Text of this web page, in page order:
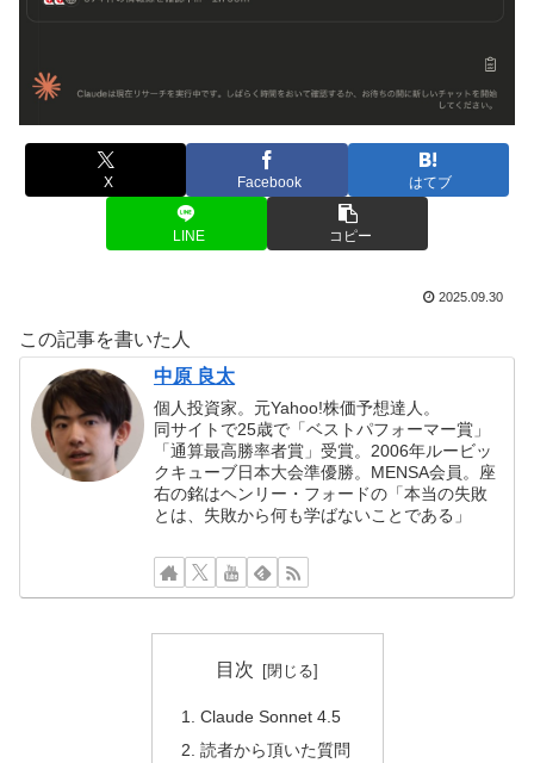
X Facebook はてブ
LINE コピー
2025.09.30
この記事を書いた人
中原 良太
個人投資家。元Yahoo!株価予想達人。
同サイトで25歳で「ベストパフォーマー賞」
「通算最高勝率者賞」受賞。2006年ルービッ
クキューブ日本大会準優勝。MENSA会員。座
右の銘はヘンリー・フォードの「本当の失敗
とは、失敗から何も学ばないことである」
目次
Claude Sonnet 4.5
読者から頂いた質問